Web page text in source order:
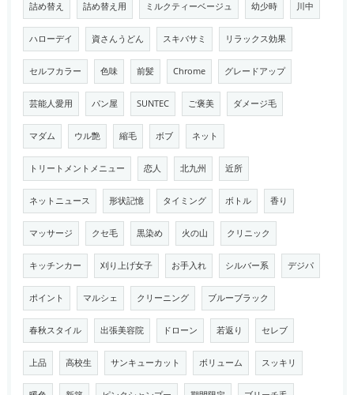
詰め替え 詰め替え用 ミルクティーベージュ 幼少時 川中
ハローデイ 資さんうどん スキバサミ リラックス効果
セルフカラー 色味 前髪 Chrome グレードアップ
芸能人愛用 パン屋 SUNTEC ご褒美 ダメージ毛
マダム ウル艶 縮毛 ボブ ネット
トリートメントメニュー 恋人 北九州 近所
ネットニュース 形状記憶 タイミング ボトル 香り
マッサージ クセ毛 黒染め 火の山 クリニック
キッチンカー 刈り上げ女子 お手入れ シルバー系 デジパ
ポイント マルシェ クリーニング ブルーブラック
春秋スタイル 出張美容院 ドローン 若返り セレブ
上品 高校生 サンキューカット ボリューム スッキリ